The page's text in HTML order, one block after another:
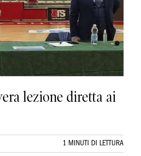
lezione diretta ai
1 MINUTI DI LETTURA